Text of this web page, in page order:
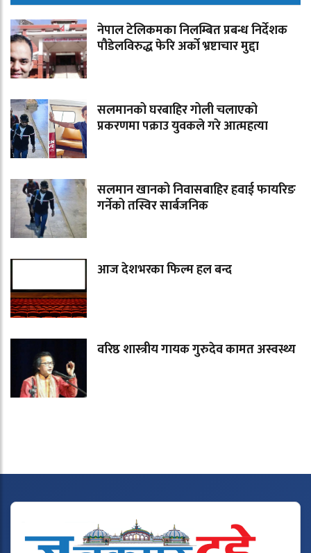
नेपाल टेलिकमका निलम्बित प्रबन्ध निर्देशक
पौडेलविरुद्ध फेरि अर्को भ्रष्टाचार मुद्दा
सलमानको घरबाहिर गोली चलाएको
प्रकरणमा पक्राउ युवकले गरे आत्महत्या
सलमान खानको निवासबाहिर हवाई फायरिङ
गर्नेको तस्विर सार्बजनिक
आज देशभरका फिल्म हल बन्द
वरिष्ठ शास्त्रीय गायक गुरुदेव कामत अस्वस्थ्य